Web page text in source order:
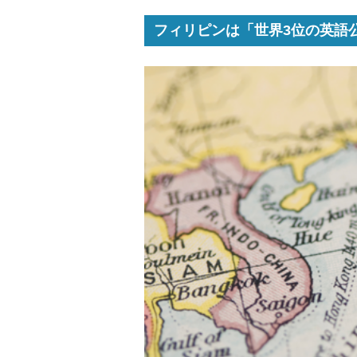
フィリピンは「世界3位の英語